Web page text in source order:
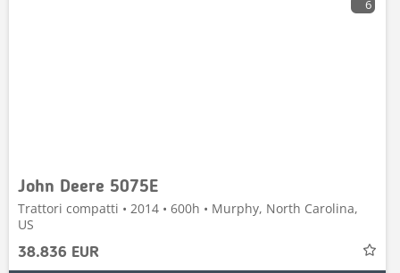
6
John Deere 5075E
Trattori compatti • 2014 • 600h • Murphy, North Carolina,
US
38.836 EUR